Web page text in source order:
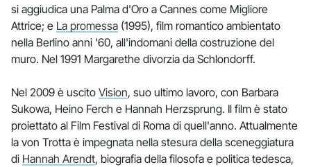
si aggiudica una Palma d'Oro a Cannes come Migliore
Attrice; e La promessa (1995), film romantico ambientato
nella Berlino anni '60, all'indomani della costruzione del
muro. Nel 1991 Margarethe divorzia da Schlondorff.
Nel 2009 è uscito Vision, suo ultimo lavoro, con Barbara
Sukowa, Heino Ferch e Hannah Herzsprung. Il film è stato
proiettato al Film Festival di Roma di quell'anno. Attualmente
la von Trotta è impegnata nella stesura della sceneggiatura
di Hannah Arendt, biografia della filosofa e politica tedesca,